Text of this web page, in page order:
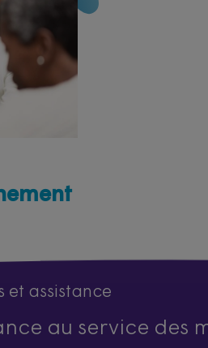
et assistance
au service des